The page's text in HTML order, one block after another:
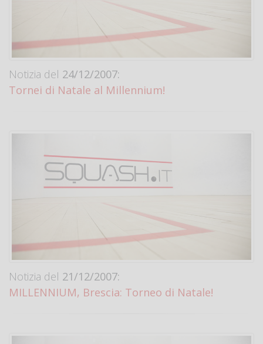
Notizia del 24/12/2007:
Tornei di Natale al Millennium!
Notizia del 21/12/2007:
MILLENNIUM, Brescia: Torneo di Natale!